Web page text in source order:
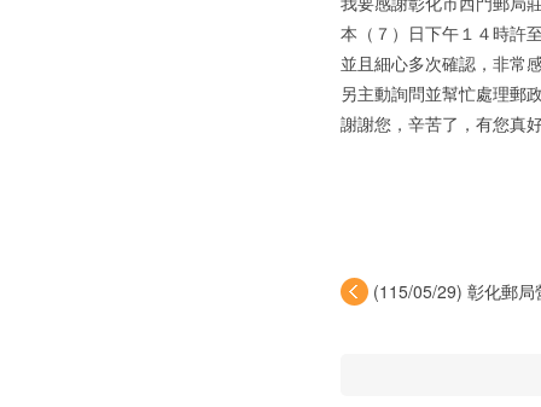
本（７）日下午１４時許
並且細心多次確認，非常
另主動詢問並幫忙處理郵
謝謝您，辛苦了，有您真
(115/05/29) 彰化郵